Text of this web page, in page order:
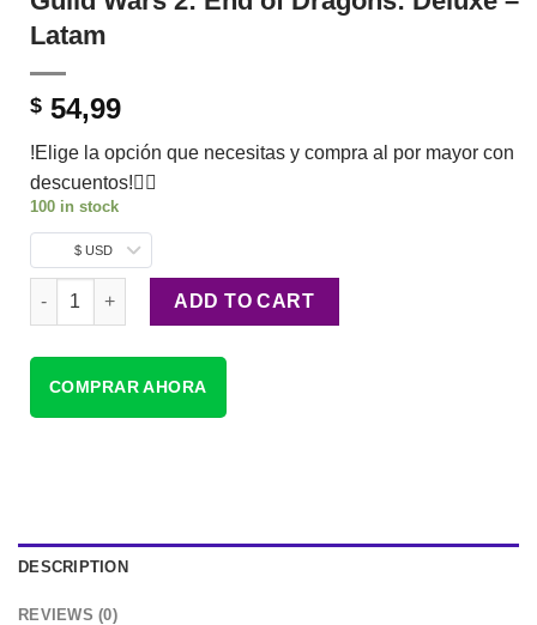
Latam
$ 54,99
!Elige la opción que necesitas y compra al por mayor con
descuentos!👇🏼
100 in stock
$ USD
Guild Wars 2: End of Dragons: Deluxe - Latam quantity
ADD TO CART
COMPRAR AHORA
DESCRIPTION
REVIEWS (0)